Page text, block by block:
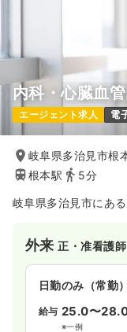
内科・心臓血
エージェント求人 電
岐阜県多治見市根
根本駅
5分
岐阜県多治見市にあ
外来正・准看護師
日勤のみ（常勤）
給与 25.0〜
※一例